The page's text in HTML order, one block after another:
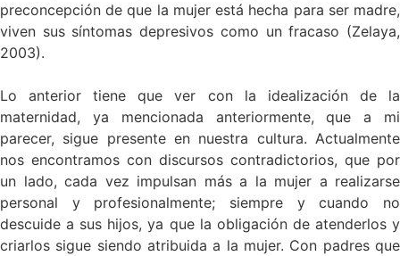
preconcepción de que la mujer está hecha para ser madre,
viven sus síntomas depresivos como un fracaso (Zelaya,
2003).
Lo anterior tiene que ver con la idealización de la
maternidad, ya mencionada anteriormente, que a mi
parecer, sigue presente en nuestra cultura. Actualmente
nos encontramos con discursos contradictorios, que por
un lado, cada vez impulsan más a la mujer a realizarse
personal y profesionalmente; siempre y cuando no
descuide a sus hijos, ya que la obligación de atenderlos y
criarlos sigue siendo atribuida a la mujer. Con padres que